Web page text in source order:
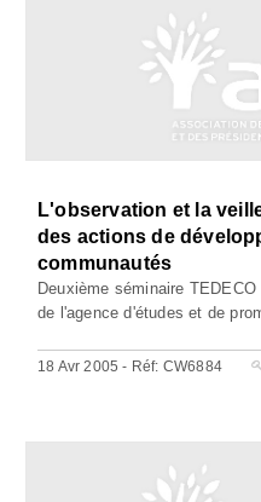
L'observation et la
des actions de
communautés
Deuxième séminaire
de l'agence d'études et de
18 Avr 2005 - Réf: CW6884